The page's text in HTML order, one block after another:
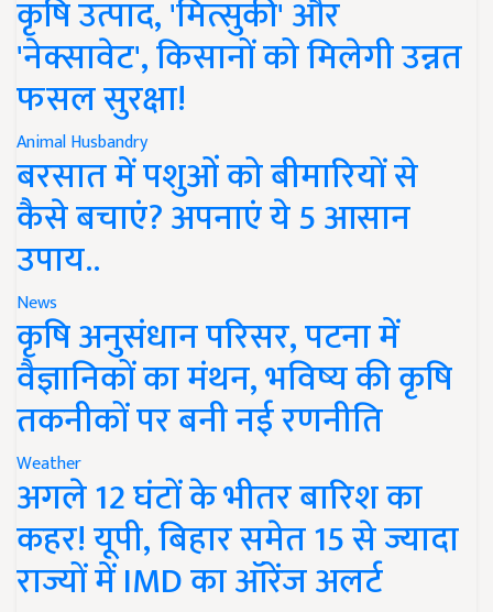
कृषि उत्पाद, 'मित्सुकी' और
'नेक्सावेट', किसानों को मिलेगी उन्नत
फसल सुरक्षा!
Animal Husbandry
बरसात में पशुओं को बीमारियों से
कैसे बचाएं? अपनाएं ये 5 आसान
उपाय..
News
कृषि अनुसंधान परिसर, पटना में
वैज्ञानिकों का मंथन, भविष्य की कृषि
तकनीकों पर बनी नई रणनीति
Weather
अगले 12 घंटों के भीतर बारिश का
कहर! यूपी, बिहार समेत 15 से ज्यादा
राज्यों में IMD का ऑरेंज अलर्ट